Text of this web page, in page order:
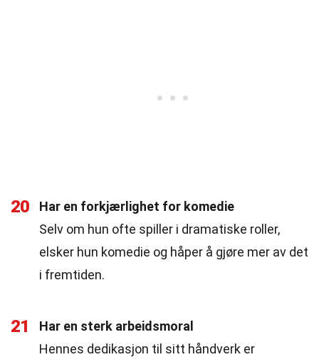
20
Har en forkjærlighet for komedie
Selv om hun ofte spiller i dramatiske roller,
elsker hun komedie og håper å gjøre mer av det
i fremtiden.
21
Har en sterk arbeidsmoral
Hennes dedikasjon til sitt håndverk er